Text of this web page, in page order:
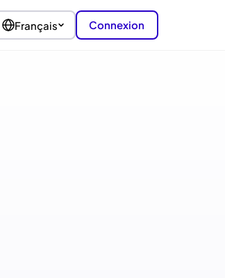
Français Connexion